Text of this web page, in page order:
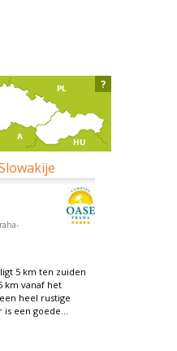
5 km ten zuiden
km vanaf het
heel rustige
is een goede...
?